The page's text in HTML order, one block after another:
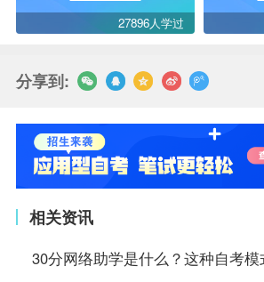
27896人学过
分享到:
相关资讯
30分网络助学是什么？这种自考模